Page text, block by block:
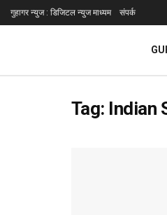
गुहागर न्युज : डिजिटल न्युज माध्यम संपर्क
Tag: Indian